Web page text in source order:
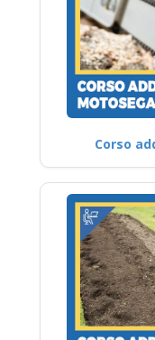
Corso